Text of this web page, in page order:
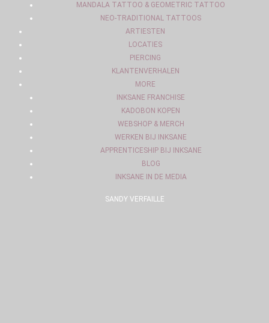
MANDALA TATTOO & GEOMETRIC TATTOO
NEO-TRADITIONAL TATTOOS
ARTIESTEN
LOCATIES
PIERCING
KLANTENVERHALEN
MORE
INKSANE FRANCHISE
KADOBON KOPEN
WEBSHOP & MERCH
WERKEN BIJ INKSANE
APPRENTICESHIP BIJ INKSANE
BLOG
INKSANE IN DE MEDIA
SANDY VERFAILLE